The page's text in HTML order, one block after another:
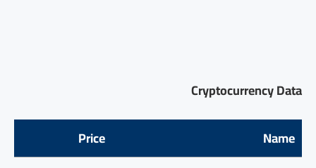
Cryptocurrency Data
Name
Price